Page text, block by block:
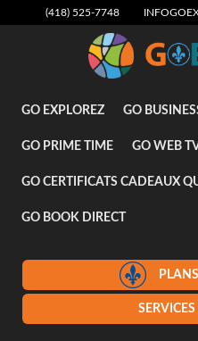
(418) 525-7748
GO EXPLOREZ GO
GO PRIME TIME GO WEB
GO CERTIFICATS CADEAUX
GO BOOK DIRECT